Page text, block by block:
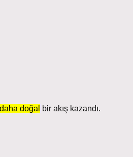
daha doğal bir akış kazandı.